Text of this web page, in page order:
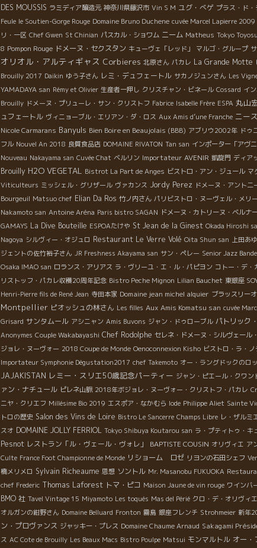
DES MOUSSIS ラミディア醸造元 神奈川県藤沢市 Vin S M ユグ・べゲ プラス・ド
Feule le Soutien-Gorge Rouge Domaine Bruno Duchene cuvée Marcel Lapierre 2009
リ・一区 Chef Gwen St Chinian パスカル・ショワム ニーム Matheus Tokyo
8 Pompon Rouge ドメーヌ・セクスタン キューヴェ「レッド」 マルゴ・グループ
オリオル・アルティギャス Corbieres 北原さん パカレ La Grande Motte
Brouilly 2017 Daikin ゆう子さん レミ・デュフェートル サカノジュンさん Les
YAMADAYA san Rémy et Olivier 生産者一押し クリスチャン・ビネール Cossard イ
Brouilly ドメーヌ・プリューレ・サン・クリストフ Fabrice Isabelle Frère ESPA 丸山
ュフェートル ヴィニョーブル・エリアン・ダ・ロス Aux Amis d’une Franche ニース
Nicole Carmarans Banyuls Bien Boire en Beaujolais (BBB) アブリウ2002年 ドゥ
フル Nouvel An 2018 良質食品店 DOMAINE RIVATON Tan san インポーター「アヴニ
Nouveau Nakayama san Cuvée Chat ベルリン Importateur AVENIR 凱旋門 ディア
Brouilly H2O VEGETAL Bistrot La Part de Anges ビストロ・アン・ジュール マ
Viticulteurs ミッシェル・グリザール ヴァカンス Jordy Perez ドメーヌ・アント二
Bourgeuil Matsuo chef Elian Da Ros 竹ノ内さん パリビストロ・ヌーヴェル・メリー
Nakamoto san Antoine Aréna Paris bistro SAGAN ドメーヌ・カトリーヌ・ベルナ
GAMAYS La Dive Bouteille ESPOAたけや St Jean de la Ginest Okada Hiroshi
Nagoya シルヴィー・オジュロ Restaurant Le Verre Volé Oita Shun san 上田あ
ジェントの佐竹裕子さん JR Freshness Akayama san サン・ペレー Senior Jazz
Osaka IMAO san ロランス・アリアス ラ・ヴリーユ・エ・ル・パピヨン コトー・デ・
リストッフ・パカレ収穫20周年記念 Bistro Peche Mignon Lilian Bauchet 東銀座
Henri-Pierre fils de René Jean 寺田本家 Domaine jean michel alquier ブラッスリー
Montpellier ピオッシュの林さん Les filles Aux Amis Komatsu san cuvée
Grisard サンタムール アシニャン Amis Buvons ジャン・ドゥローブル パトリック
Anonymes Couple Wakabayashi Chef Rodolphe セレネ・ドメーヌ・シルヴェール
ジョレ・ヌーヴォー 2018 Coupe de Monde Oenoconnexion Kisho ビストロ・ラ・ノ
Importateur Symphonie Dégustation2017 chef Takemoto オー・ラングドックのロ
JAJAKISTAN レミー・スリエ50歳記念パーティー ジャン・ピエール・クワン
ァン・ナチュール ピレネ山脈 2018年ボジョレ・ヌーヴォー・クリストフ・パカレ
ニヤ・クリエフ Millésime Bio 2019 エスポア・なかむら Iode Philippe Aliet Sainte
トロの歴史 Salon des Vins de Loire Bistro Le Sancerre Champs Libre レ・ザルミ
スオ DOMAINE JOLLY FERRIOL Tokyo Shibuya Koutarou san ラ・プティトゥ・キ
Pesnot レストラン「ル・ヴェール・ヴォレ」 BAPTISTE COUSIN オリヴィエ ア
Culte France Foot Championne de Monde リショーム ロゼ リヨンの石田シェフ
橋メリメロ Sylvain Richeaume 思想 ソントル Mr. Masanobu FUKUOKA
chef Frederic Thomas Laforest トマ・ピコ Maison Jaune de vin rouge ワインバ
BMO 社 Tavel Vintage 15 Miyamoto Les toqués Mas del Périé クロ・デ・オリヴィエ
オルガンの紺野さん Domaine Belluard Fronton 霧島 銀座フレンチ Strohmeier 新年
ン・プロヴァンス ジャッキー・プレス Domaine Chaume Arnaud Sakagami
ス AC Cote de Brouilly Les Beaux Macs Bistro Poulpe Matsui モンマルトル オー・